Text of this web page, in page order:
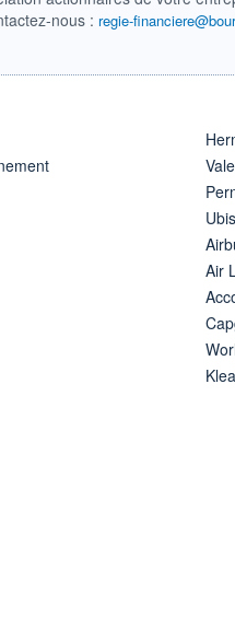
nous : regie-
Air